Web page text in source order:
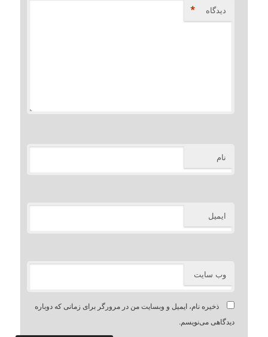
دیدگاه *
نام
ایمیل
وب‌ سایت
ذخیره نام، ایمیل و وبسایت من در مرورگر برای زمانی که دوباره
دیدگاهی می‌نویسم.